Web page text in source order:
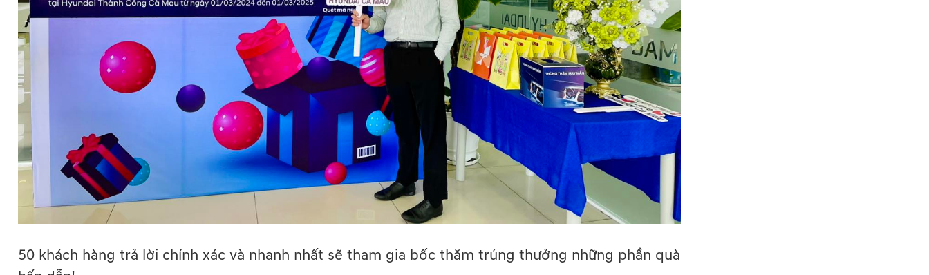
50 khách hàng trả lời chính xác và nhanh nhất sẽ tham gia bốc thăm trúng thưởng những phần quà